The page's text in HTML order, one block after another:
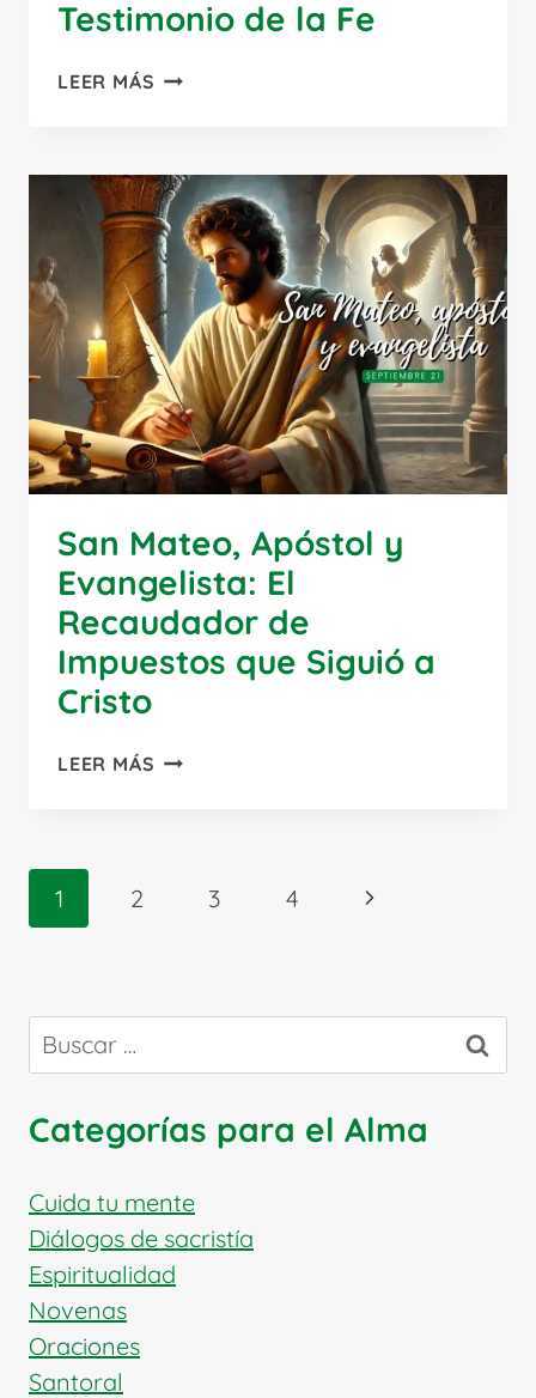
Testimonio de la Fe
LEER MÁS SAN
MÁRTIRES:
LA
LEGIÓN
TEBANA
Y
EL
TESTIMONIO
DE
LA
FE
San Mateo, Apóstol y
Evangelista: El
Recaudador de
Impuestos que Siguió a
Cristo
LEER MÁS SAN
QUE
A
Navegación
de
1 2 3 4
Siguiente
Buscar:
Categorías para el Alma
Cuida tu mente
Diálogos de sacristía
Espiritualidad
Novenas
Oraciones
Santoral